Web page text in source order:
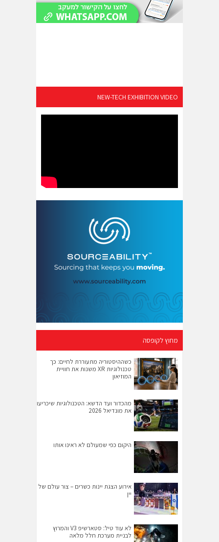
NEW-TECH EXHIBITION VIDEO
מחוץ לקופסה
כשההיסטוריה מתעוררת לחיים: כך
טכנולוגיות XR משנות את חוויית
המוזיאון
מהכדור ועד הדשא: הטכנולוגיות שיכריעו
את מונדיאל 2026
היקום כפי שמעולם לא ראינו אותו
אירוע הצגת יינות כשרים – צור עולם של
יין
לא עוד טיל: סטארשיפ V3 והמרוץ
לבניית מערכת חלל מלאה